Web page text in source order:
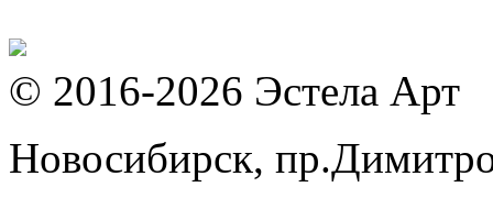
© 2016-2026 Эстела Арт
Новосибирск,